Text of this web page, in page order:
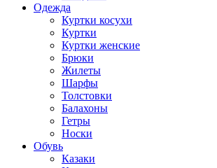
Одежда
Куртки косухи
Куртки
Куртки женские
Брюки
Жилеты
Шарфы
Толстовки
Балахоны
Гетры
Носки
Обувь
Казаки